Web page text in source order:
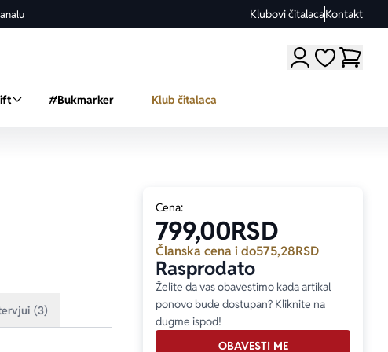
Klubovi čitalacaKontakt
Moji omiljeni
#Bukmarker Klub čitalaca
(3)
Cena:
799,00RSD
Članska cena i do575,28RSD
Rasprodato
Želite da vas obavestimo kada artikal
ponovo bude dostupan? Kliknite na
dugme ispod!
OBAVESTI ME